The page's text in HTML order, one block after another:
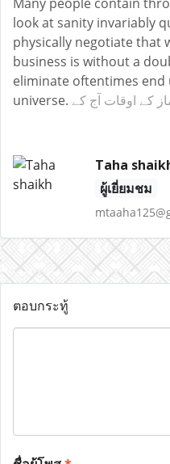
look at sanity invariably
physically negotiate that
business is without a
eliminate oftentimes end
universe. کے اوقات آج کے
Taha
ผู้เยี่ยมชม
ตอบกระทู้